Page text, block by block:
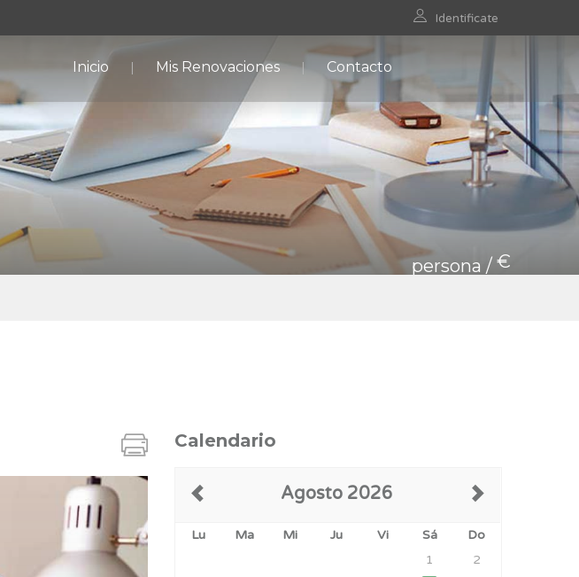
Identificate
Inicio Mis Renovaciones Contacto
persona / €
Calendario
Agosto 2026
Lu Ma Mi Ju Vi Sá
Do
1
2